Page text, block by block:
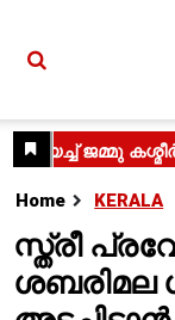
Home KERALA
സ്ത്രീ
ശബരിമല